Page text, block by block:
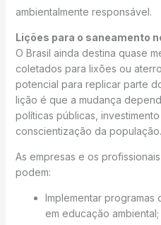
ambientalmente responsável.
Lições para o saneamento
O Brasil ainda destina quase
coletados para lixões ou
potencial para replicar parte
lição é que a mudança
políticas públicas,
conscientização da população.
As empresas e os
podem:
Implementar
em educação ambiental;